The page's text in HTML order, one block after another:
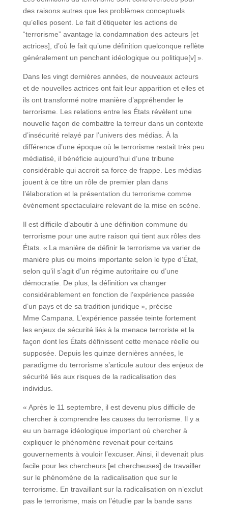
des raisons autres que les problèmes conceptuels
qu’elles posent. Le fait d’étiqueter les actions de
“terrorisme” avantage la condamnation des acteurs [et
actrices], d’où le fait qu’une définition quelconque reflète
généralement un penchant idéologique ou politique[v] ».
Dans les vingt dernières années, de nouveaux acteurs
et de nouvelles actrices ont fait leur apparition et elles et
ils ont transformé notre manière d’appréhender le
terrorisme. Les relations entre les États révèlent une
nouvelle façon de combattre la terreur dans un contexte
d’insécurité relayé par l’univers des médias. À la
différence d’une époque où le terrorisme restait très peu
médiatisé, il bénéficie aujourd’hui d’une tribune
considérable qui accroit sa force de frappe. Les médias
jouent à ce titre un rôle de premier plan dans
l’élaboration et la présentation du terrorisme comme
évènement spectaculaire relevant de la mise en scène.
Il est difficile d’aboutir à une définition commune du
terrorisme pour une autre raison qui tient aux rôles des
États. « La manière de définir le terrorisme va varier de
manière plus ou moins importante selon le type d’État,
selon qu’il s’agit d’un régime autoritaire ou d’une
démocratie. De plus, la définition va changer
considérablement en fonction de l’expérience passée
d’un pays et de sa tradition juridique », précise
Mme Campana. L’expérience passée teinte fortement
les enjeux de sécurité liés à la menace terroriste et la
façon dont les États définissent cette menace réelle ou
supposée. Depuis les quinze dernières années, le
paradigme du terrorisme s’articule autour des enjeux de
sécurité liés aux risques de la radicalisation des
individus.
« Après le 11 septembre, il est devenu plus difficile de
chercher à comprendre les causes du terrorisme. Il y a
eu un barrage idéologique important où chercher à
expliquer le phénomène revenait pour certains
gouvernements à vouloir l’excuser. Ainsi, il devenait plus
facile pour les chercheurs [et chercheuses] de travailler
sur le phénomène de la radicalisation que sur le
terrorisme. En travaillant sur la radicalisation on n’exclut
pas le terrorisme, mais on l’étudie par la bande sans